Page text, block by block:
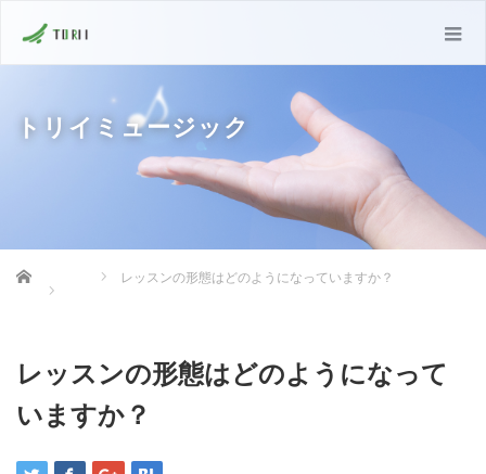
トリイミュージック
Home レッスンの形態はどのようになっていますか？
レッスンの形態はどのようになって
いますか？